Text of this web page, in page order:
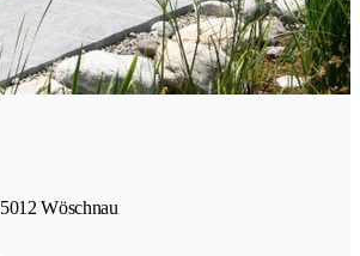
5012 Wöschnau